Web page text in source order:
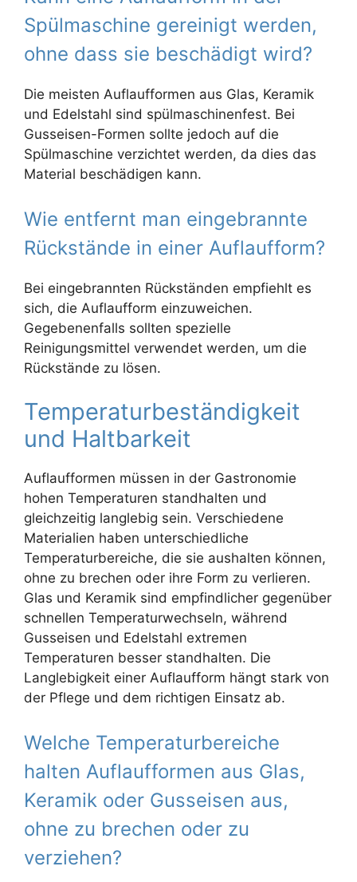
Spülmaschine gereinigt werden,
ohne dass sie beschädigt wird?
Die meisten Auflaufformen aus Glas, Keramik
und Edelstahl sind spülmaschinenfest. Bei
Gusseisen-Formen sollte jedoch auf die
Spülmaschine verzichtet werden, da dies das
Material beschädigen kann.
Wie entfernt man eingebrannte
Rückstände in einer Auflaufform?
Bei eingebrannten Rückständen empfiehlt es
sich, die Auflaufform einzuweichen.
Gegebenenfalls sollten spezielle
Reinigungsmittel verwendet werden, um die
Rückstände zu lösen.
Temperaturbeständigkeit
und Haltbarkeit
Auflaufformen müssen in der Gastronomie
hohen Temperaturen standhalten und
gleichzeitig langlebig sein. Verschiedene
Materialien haben unterschiedliche
Temperaturbereiche, die sie aushalten können,
ohne zu brechen oder ihre Form zu verlieren.
Glas und Keramik sind empfindlicher gegenüber
schnellen Temperaturwechseln, während
Gusseisen und Edelstahl extremen
Temperaturen besser standhalten. Die
Langlebigkeit einer Auflaufform hängt stark von
der Pflege und dem richtigen Einsatz ab.
Welche Temperaturbereiche
halten Auflaufformen aus Glas,
Keramik oder Gusseisen aus,
ohne zu brechen oder zu
verziehen?